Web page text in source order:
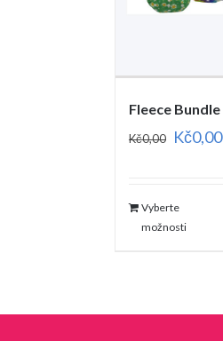
Fleece Bundle
Kč0,00 Kč0,00
Vyberte
možnosti